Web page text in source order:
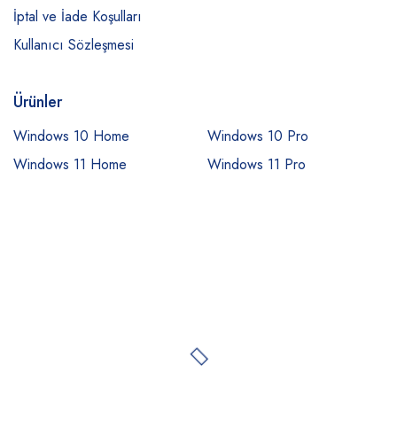
İptal ve İade Koşulları
Kullanıcı Sözleşmesi
Ürünler
Windows 10 Home
Windows 10 Pro
Windows 11 Home
Windows 11 Pro